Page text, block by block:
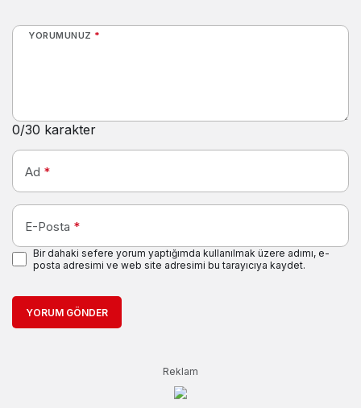
YORUMUNUZ *
0/30 karakter
Ad *
E-Posta *
Bir dahaki sefere yorum yaptığımda kullanılmak üzere adımı, e-
posta adresimi ve web site adresimi bu tarayıcıya kaydet.
YORUM GÖNDER
Reklam